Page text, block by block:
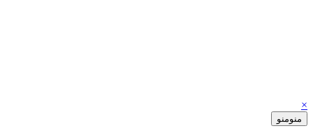
×
منومنو